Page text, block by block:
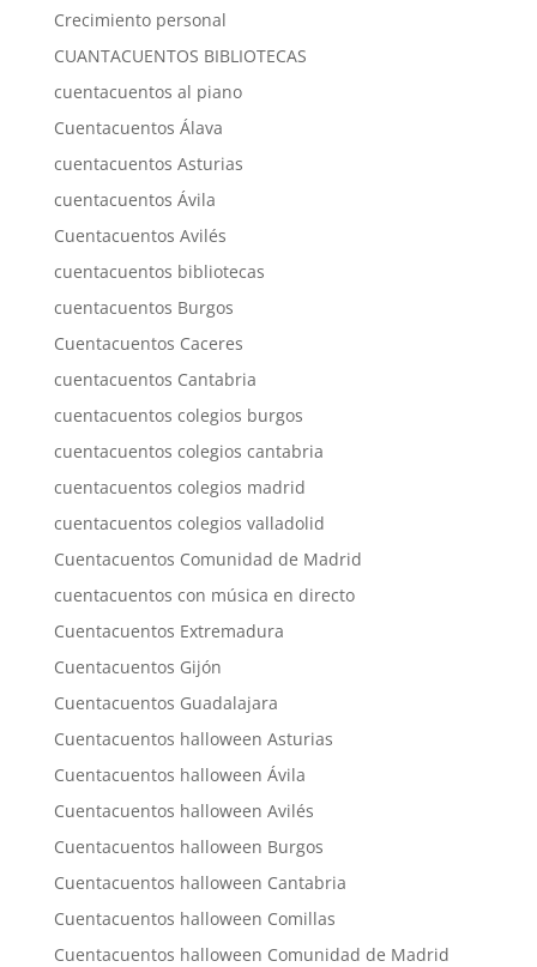
Crecimiento personal
CUANTACUENTOS BIBLIOTECAS
cuentacuentos al piano
Cuentacuentos Álava
cuentacuentos Asturias
cuentacuentos Ávila
Cuentacuentos Avilés
cuentacuentos bibliotecas
cuentacuentos Burgos
Cuentacuentos Caceres
cuentacuentos Cantabria
cuentacuentos colegios burgos
cuentacuentos colegios cantabria
cuentacuentos colegios madrid
cuentacuentos colegios valladolid
Cuentacuentos Comunidad de Madrid
cuentacuentos con música en directo
Cuentacuentos Extremadura
Cuentacuentos Gijón
Cuentacuentos Guadalajara
Cuentacuentos halloween Asturias
Cuentacuentos halloween Ávila
Cuentacuentos halloween Avilés
Cuentacuentos halloween Burgos
Cuentacuentos halloween Cantabria
Cuentacuentos halloween Comillas
Cuentacuentos halloween Comunidad de Madrid